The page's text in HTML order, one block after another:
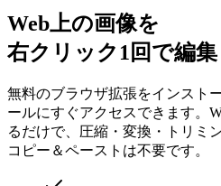
Web上の画像を
右クリック1回で編集
無料のブラウザ拡張をインスト
ールにすぐアクセスできます。
るだけで、圧縮・変換・トリミ
コピー＆ペーストは不要です。